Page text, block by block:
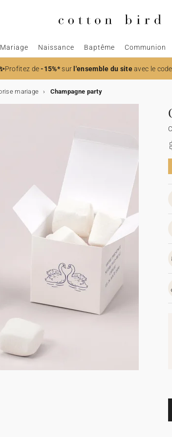
Mariage Naissance Baptême Communion
Profitez de-15%*surl'ensemble du siteavec le code
mariage Champagne party